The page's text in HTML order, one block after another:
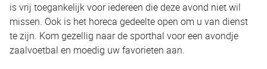
is vrij toegankelijk voor iedereen die deze avond niet wil
missen. Ook is het horeca gedeelte open om u van dienst
te zijn. Kom gezellig naar de sporthal voor een avondje
zaalvoetbal en moedig uw favorieten aan.